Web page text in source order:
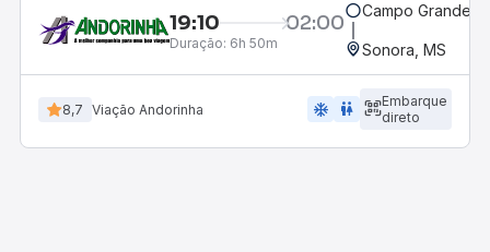
19:10 02:00
Duração: 6h 50m
Campo Grande,
Sonora, MS
8,7 Viação Andorinha ac_unit wc
Embarque
direto